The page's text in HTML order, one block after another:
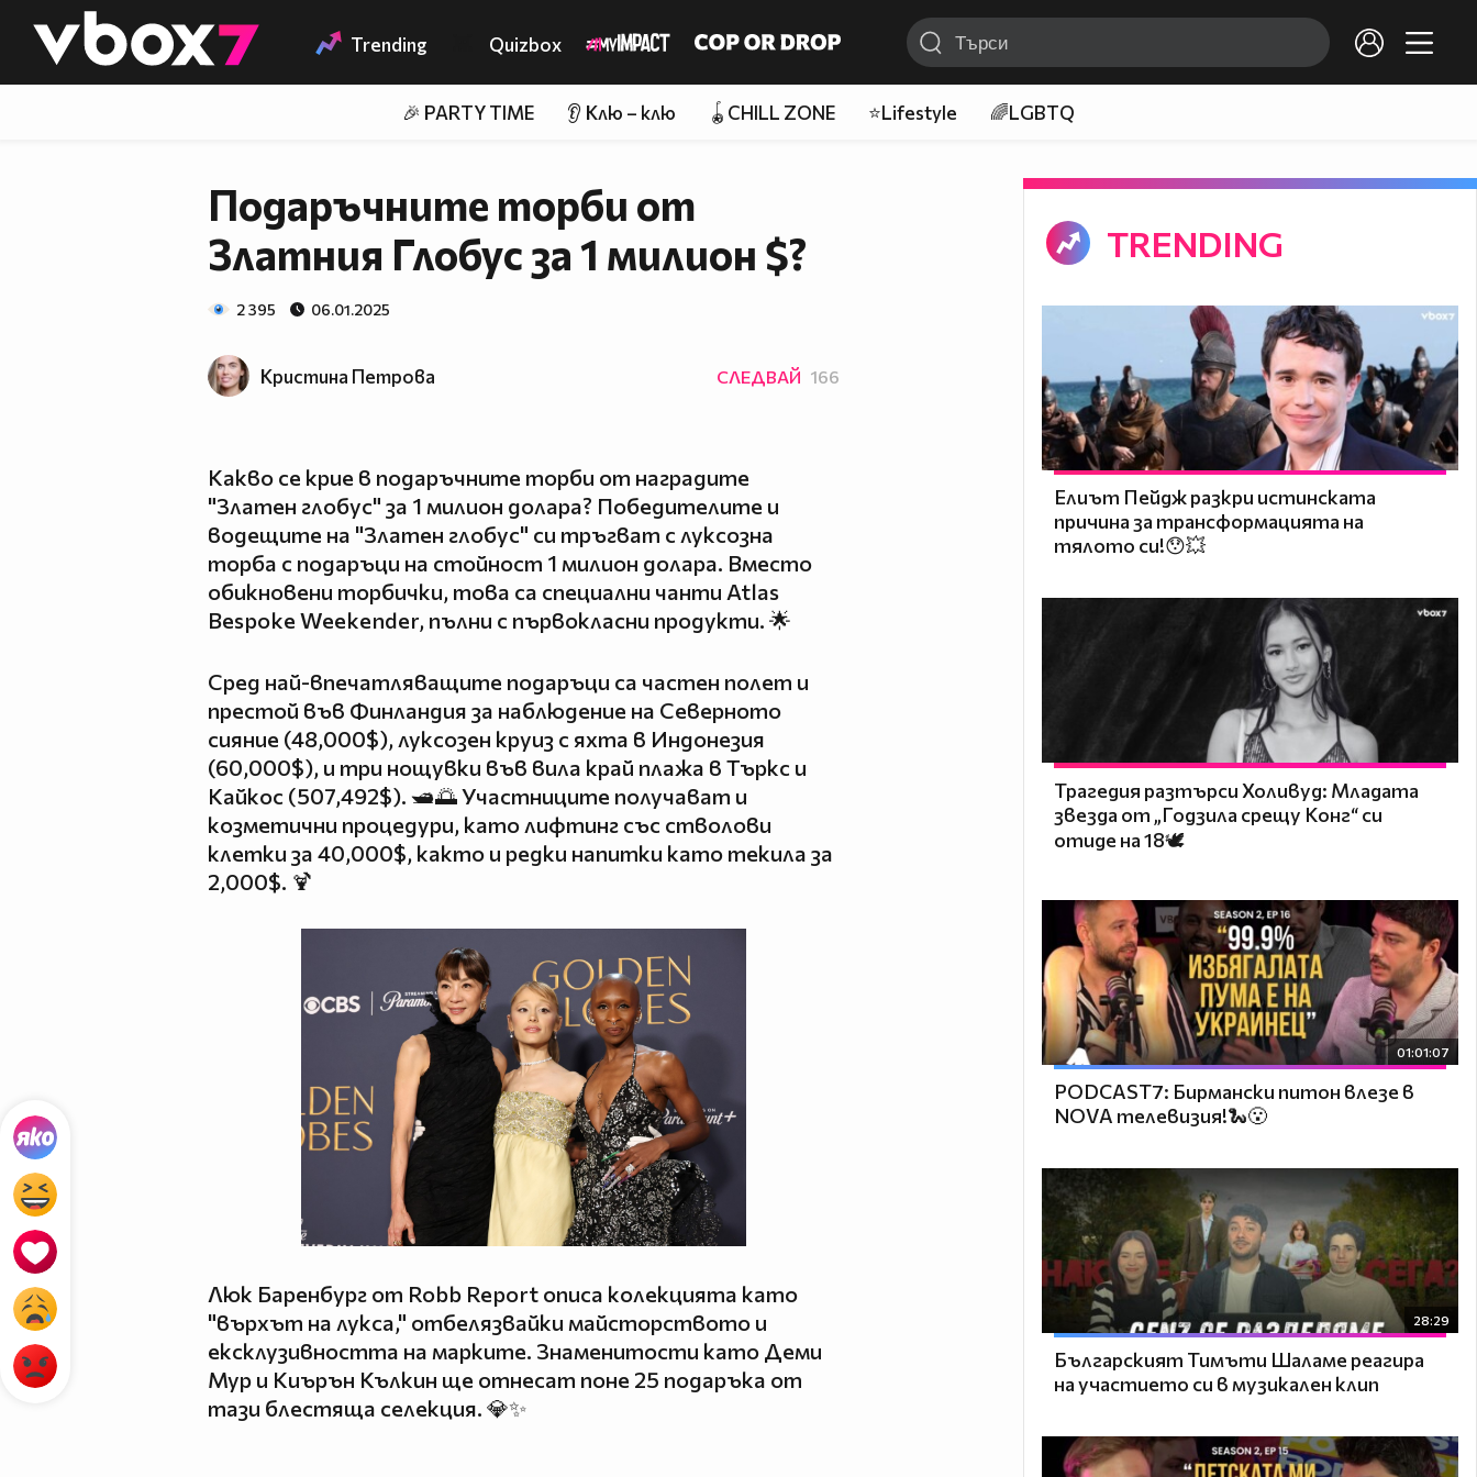
👾 Trending Quizbox
🎉 PARTY TIME 👂 Клю – клю 🪀CHILL ZONE ⭐Lifestyle 🌈LGBTQ
Подаръчните торби от
Златния Глобус за 1 милион $?
2 395 06.01.2025
Кристина Петрова СЛЕДВАЙ 166
Какво се крие в подаръчните торби от наградите
"Златен глобус" за 1 милион долара? Победителите и
водещите на "Златен глобус" си тръгват с луксозна
торба с подаръци на стойност 1 милион долара. Вместо
обикновени торбички, това са специални чанти Atlas
Bespoke Weekender, пълни с първокласни продукти. 🌟
Сред най-впечатляващите подаръци са частен полет и
престой във Финландия за наблюдение на Северното
сияние (48,000$), луксозен круиз с яхта в Индонезия
(60,000$), и три нощувки във вила край плажа в Търкс и
Кайкос (507,492$). 🛥️🌅 Участниците получават и
козметични процедури, като лифтинг със стволови
клетки за 40,000$, както и редки напитки като текила за
2,000$. 🍹
Люк Баренбург от Robb Report описа колекцията като
"върхът на лукса," отбелязвайки майсторството и
ексклузивността на марките. Знаменитости като Деми
Мур и Киърън Кълкин ще отнесат поне 25 подаръка от
тази блестяща селекция. 💎✨
TRENDING
Елиът Пейдж разкри истинската
причина за трансформацията на
тялото си!😯💥
Трагедия разтърси Холивуд: Младата
звезда от „Годзила срещу Конг“ си
отиде на 18🕊️
01:01:07
PODCAST7: Бирмански питон влезе в
NOVA телевизия!🐍😮
28:29
Българският Тимъти Шаламе реагира
на участието си в музикален клип